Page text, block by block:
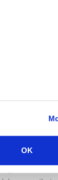
OK
005), tem
de
floração
país.